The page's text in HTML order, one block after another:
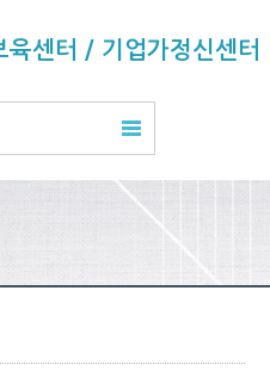
육센터 / 기업가정신센터